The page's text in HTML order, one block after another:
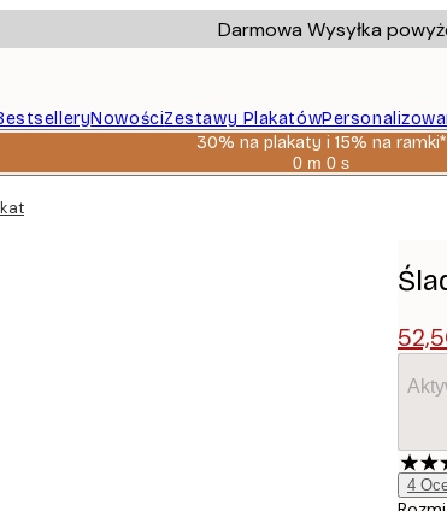
Darmowa Wysyłka
NowościZestawy Plakatów
30% na plakaty i 15% na ramki*
0 m 0 s
Ważny
4